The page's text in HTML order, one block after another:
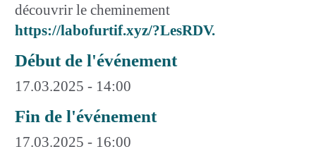
découvrir le cheminement
https://labofurtif.xyz/?LesRDV.
Début de l'événement
17.03.2025 - 14:00
Fin de l'événement
17.03.2025 - 16:00